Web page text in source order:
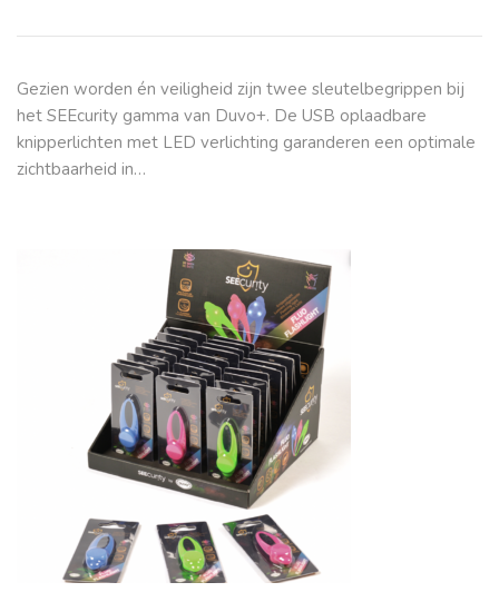
Gezien worden én veiligheid zijn twee sleutelbegrippen bij
het SEEcurity gamma van Duvo+. De USB oplaadbare
knipperlichten met LED verlichting garanderen een optimale
zichtbaarheid in…